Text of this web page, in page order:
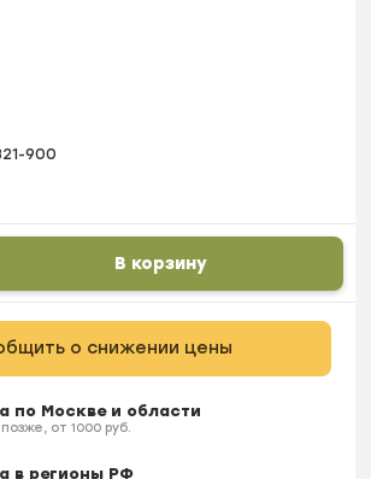
900
В корзину
о снижении цены
по Москве и области
от 1000 руб.
в регионы РФ